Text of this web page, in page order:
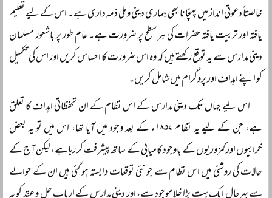
خالصتاً دعوتی انداز میں پہنچانا بھی ہماری دینی و ملی ذمہ داری ہے۔ اس کے لیے تعلیم
یافتہ اور تربیت یافتہ حضرات کی ہر سطح پر ضرورت ہے۔ عام طور پر باشعور مسلمان
دینی مدارس سے یہ توقع رکھتے ہیں کہ وہ اس ضرورت کا احساس کریں اور اس کی تکمیل
کو اپنے اہداف اور پروگرام میں شامل کریں۔
اس لیے جہاں تک دینی مدارس کے اس نظام کے ان تحفظاتی اہداف کا تعلق
ہے، جن کے لیے یہ نظام ۱۸۵۷ء کے بعد وجود میں آیا تھا، اس میں تو یہ بعض
خرابیوں اور کمزوریوں کے باوجود کامیابی کے ساتھ پیشرفت کر رہا ہے، لیکن آج کے
حالات کی روشنی میں اس نظام سے جو نئی توقعات وابستہ ہو گئی ہیں ان کے حوالے